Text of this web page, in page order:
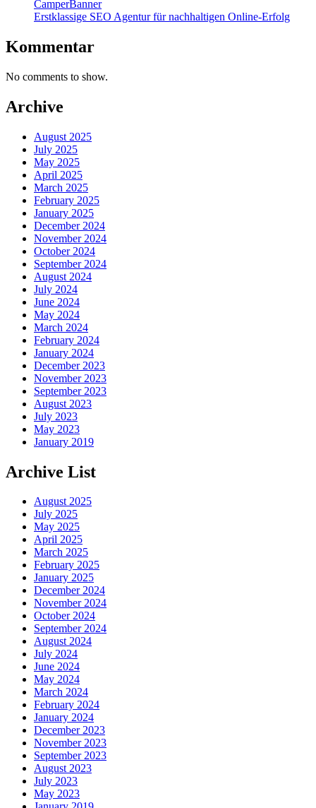
CamperBanner
Erstklassige SEO Agentur für nachhaltigen Online-Erfolg
Kommentar
No comments to show.
Archive
August 2025
July 2025
May 2025
April 2025
March 2025
February 2025
January 2025
December 2024
November 2024
October 2024
September 2024
August 2024
July 2024
June 2024
May 2024
March 2024
February 2024
January 2024
December 2023
November 2023
September 2023
August 2023
July 2023
May 2023
January 2019
Archive List
August 2025
July 2025
May 2025
April 2025
March 2025
February 2025
January 2025
December 2024
November 2024
October 2024
September 2024
August 2024
July 2024
June 2024
May 2024
March 2024
February 2024
January 2024
December 2023
November 2023
September 2023
August 2023
July 2023
May 2023